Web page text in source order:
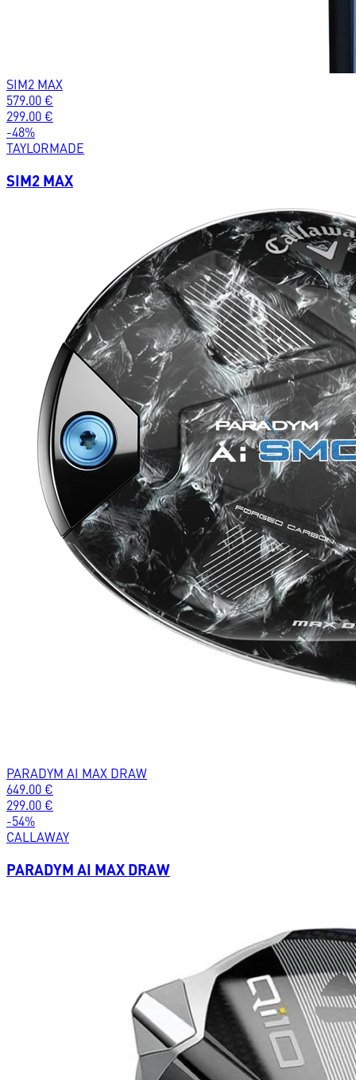
SIM2 MAX
579.00 €
299.00 €
-48%
TAYLORMADE
SIM2 MAX
PARADYM AI MAX DRAW
649.00 €
299.00 €
-54%
CALLAWAY
PARADYM AI MAX DRAW